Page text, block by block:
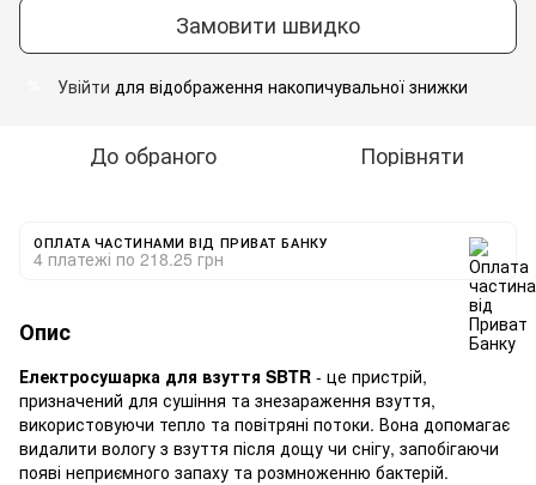
Замовити швидко
Увійти для відображення накопичувальної знижки
До обраного Порівняти
ОПЛАТА ЧАСТИНАМИ ВІД ПРИВАТ БАНКУ
4 платежі по 218.25 грн
Опис
Електросушарка для взуття SBTR - це пристрій,
призначений для сушіння та знезараження взуття,
використовуючи тепло та повітряні потоки. Вона допомагає
видалити вологу з взуття після дощу чи снігу, запобігаючи
появі неприємного запаху та розмноженню бактерій.